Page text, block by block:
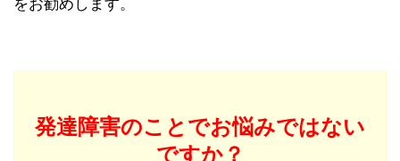
をお勧めします。
発達障害のことでお悩みではない
ですか？